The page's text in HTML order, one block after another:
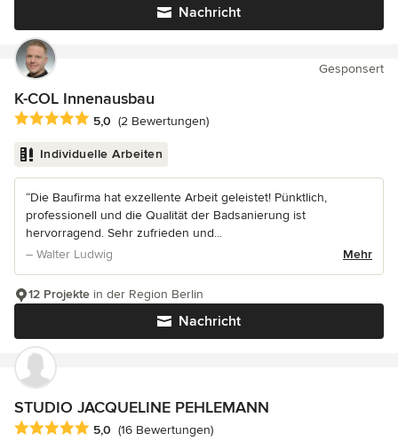
Nachricht
Gesponsert
K-COL Innenausbau
Durchschnittliche Bewertung: 5 von 5 Sternen
5,0 (2 Bewertungen)
Individuelle Arbeiten
“Die Baufirma hat exzellente Arbeit geleistet! Pünktlich,
professionell und die Qualität der Badsanierung ist
hervorragend. Sehr zufrieden und...
– Walter Ludwig
Mehr
Nachricht
12 Projekte in der Region Berlin
STUDIO JACQUELINE PEHLEMANN
Durchschnittliche Bewertung: 5 von 5 Sternen
5,0 (16 Bewertungen)